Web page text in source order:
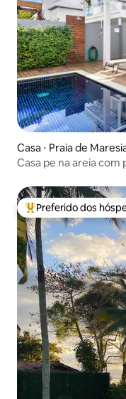
Casa ⋅ Praia de
Casa pe na areia com
Entre os melhores
Preferido dos